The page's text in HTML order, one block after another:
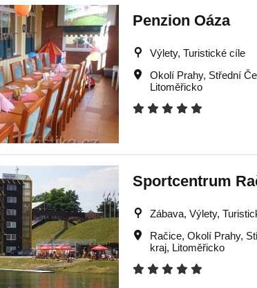
Penzion Oáza
Výlety, Turistické cíle
Okolí Prahy, Střední
Litoměřicko
Sportcentrum
Zábava, Výlety,
Račice,Okolí Prahy,
kraj, Litoměřicko